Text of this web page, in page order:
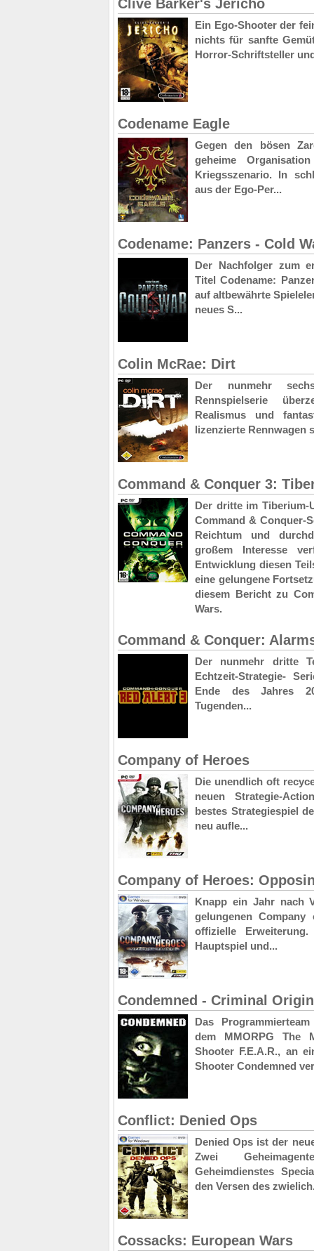
Clive Barker's Jericho
Ein Ego-Shooter der
nichts für sanfte
Horror-Schriftsteller
Codename Eagle
Gegen den bösen
geheime
Kriegsszenario. In
aus der Ego-Per...
Codename: Panzers - Cold
Der Nachfolger zum
Titel Codename:
auf altbewährte
neues S...
Colin McRae: Dirt
Der nunmehr
Rennspielserie
Realismus und
lizenzierte Rennwagen
Command & Conquer 3:
Der dritte im Tiberium-
Command & Conquer-
Reichtum und
großem Interesse
Entwicklung diesen
eine gelungene
diesem Bericht zu
Wars.
Command & Conquer:
Der nunmehr dritte
Echtzeit-Strategie-
Ende des Jahres
Tugenden...
Company of Heroes
Die unendlich oft
neuen Strategie-
bestes Strategiespiel
neu aufle...
Company of Heroes:
Knapp ein Jahr nach
gelungenen
offizielle
Hauptspiel und...
Condemned - Criminal
Das
dem MMORPG The
Shooter F.E.A.R., an
Shooter Condemned
Conflict: Denied Ops
Denied Ops ist der
Zwei
Geheimdienstes
den Versen des
Cossacks: European Wars